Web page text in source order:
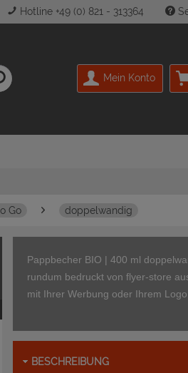
Hotline +49 (0) 821 - 313364
Mein Konto
Go doppelwandig
Pappbecher BIO | 400 ml
rundum bedruckt von flyer-store
mit Ihrer Werbung oder Ihrem
BESCHREIBUNG